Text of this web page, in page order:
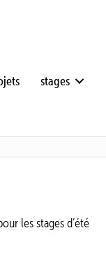
stages
les stages d’été